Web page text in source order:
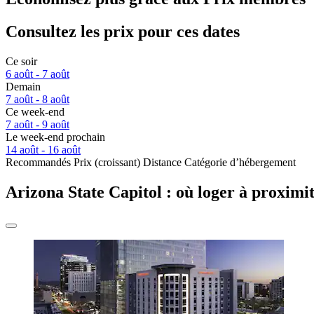
Consultez les prix pour ces dates
Ce soir
6 août - 7 août
Demain
7 août - 8 août
Ce week-end
7 août - 9 août
Le week-end prochain
14 août - 16 août
Recommandés Prix (croissant) Distance Catégorie d’hébergement
Arizona State Capitol : où loger à